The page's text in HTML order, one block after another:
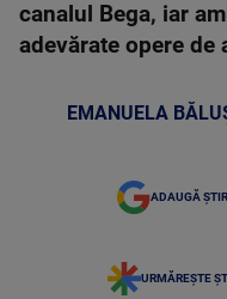
canalul Bega, iar
adevărate opere de
EMANUELA
ADAUGĂ
URMĂREȘTE